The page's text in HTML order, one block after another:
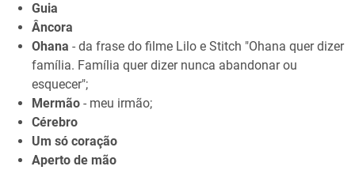
Guia
Âncora
Ohana - da frase do filme Lilo e Stitch "Ohana quer dizer
família. Família quer dizer nunca abandonar ou
esquecer";
Mermão - meu irmão;
Cérebro
Um só coração
Aperto de mão